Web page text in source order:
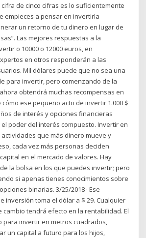
de cinco cifras es lo suficientemente
empieces a pensar en invertirla
un retorno de tu dinero en lugar de
Las mejores respuestas a la
o 10000 o 12000 euros, en
en otros responderán a las
Mil dólares puede que no sea una
para invertir, pero comenzando de la
obtendrá muchas recompensas en
ese pequeño acto de invertir 1.000 $
de interés y opciones financieras
el poder del interés compuesto. Invertir en
que más dinero mueve y
cada vez más personas deciden
en el mercado de valores. Hay
la bolsa en los que puedes invertir; pero
si apenas tienes conocimientos sobre
binarias. 3/25/2018 · Ese
inversión toma el dólar a $ 29. Cualquier
cambio tendrá efecto en la rentabilidad. El
para invertir en metros cuadrados,
un capital a futuro para los hijos,